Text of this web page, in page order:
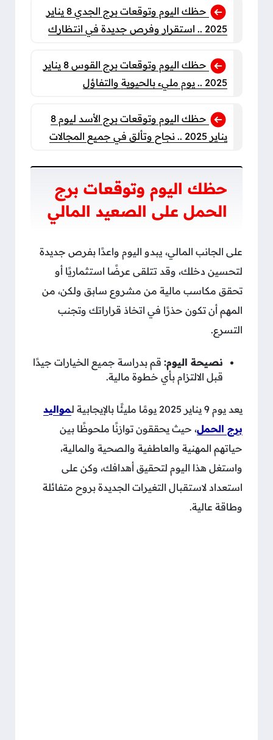
حظك اليوم وتوقعات برج الجدي 8 يناير
2025 .. استقرار وفرص جديدة في انتظارك
حظك اليوم وتوقعات برج القوس 8 يناير
2025 .. يوم مليء بالحيوية والتفاؤل
حظك اليوم وتوقعات برج الأسد ليوم 8
يناير 2025 .. نجاح وتألق في جميع المجالات
حظك اليوم وتوقعات برج
الحمل على الصعيد المالي
على الجانب المالي، يبدو اليوم واعدًا بفرص جديدة
لتحسين دخلك، وقد تتلقى عرضًا استثماريًا أو
تحقق مكاسب مالية من مشروع سابق ولكن، من
المهم أن تكون حذرًا في اتخاذ قراراتك وتجنب
التسرع.
نصيحة اليوم: قم بدراسة جميع الخيارات جيدًا
قبل الالتزام بأي خطوة مالية.
يعد يوم 9 يناير 2025 يومًا مليئًا بالإيجابية ل
مواليد
برج الحمل، حيث يحققون توازنًا ملحوظًا بين
حياتهم المهنية والعاطفية والصحية والمالية،
واستغل هذا اليوم لتحقيق أهدافك، وكن على
استعداد لاستقبال التغيرات الجديدة بروح متفائلة
وطاقة عالية.